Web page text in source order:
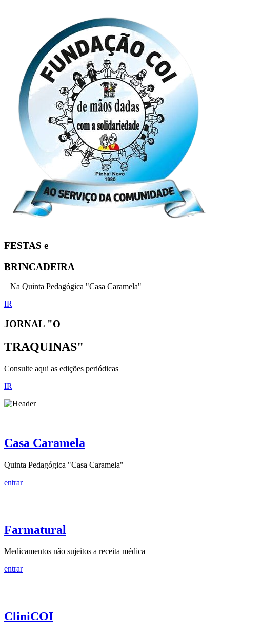
FESTAS e
BRINCADEIRA
Na Quinta Pedagógica "Casa Caramela"
IR
JORNAL "O
TRAQUINAS"
Consulte aqui as edições periódicas
IR
Casa Caramela
Quinta Pedagógica "Casa Caramela"
entrar
Farmatural
Medicamentos não sujeitos a receita médica
entrar
CliniCOI